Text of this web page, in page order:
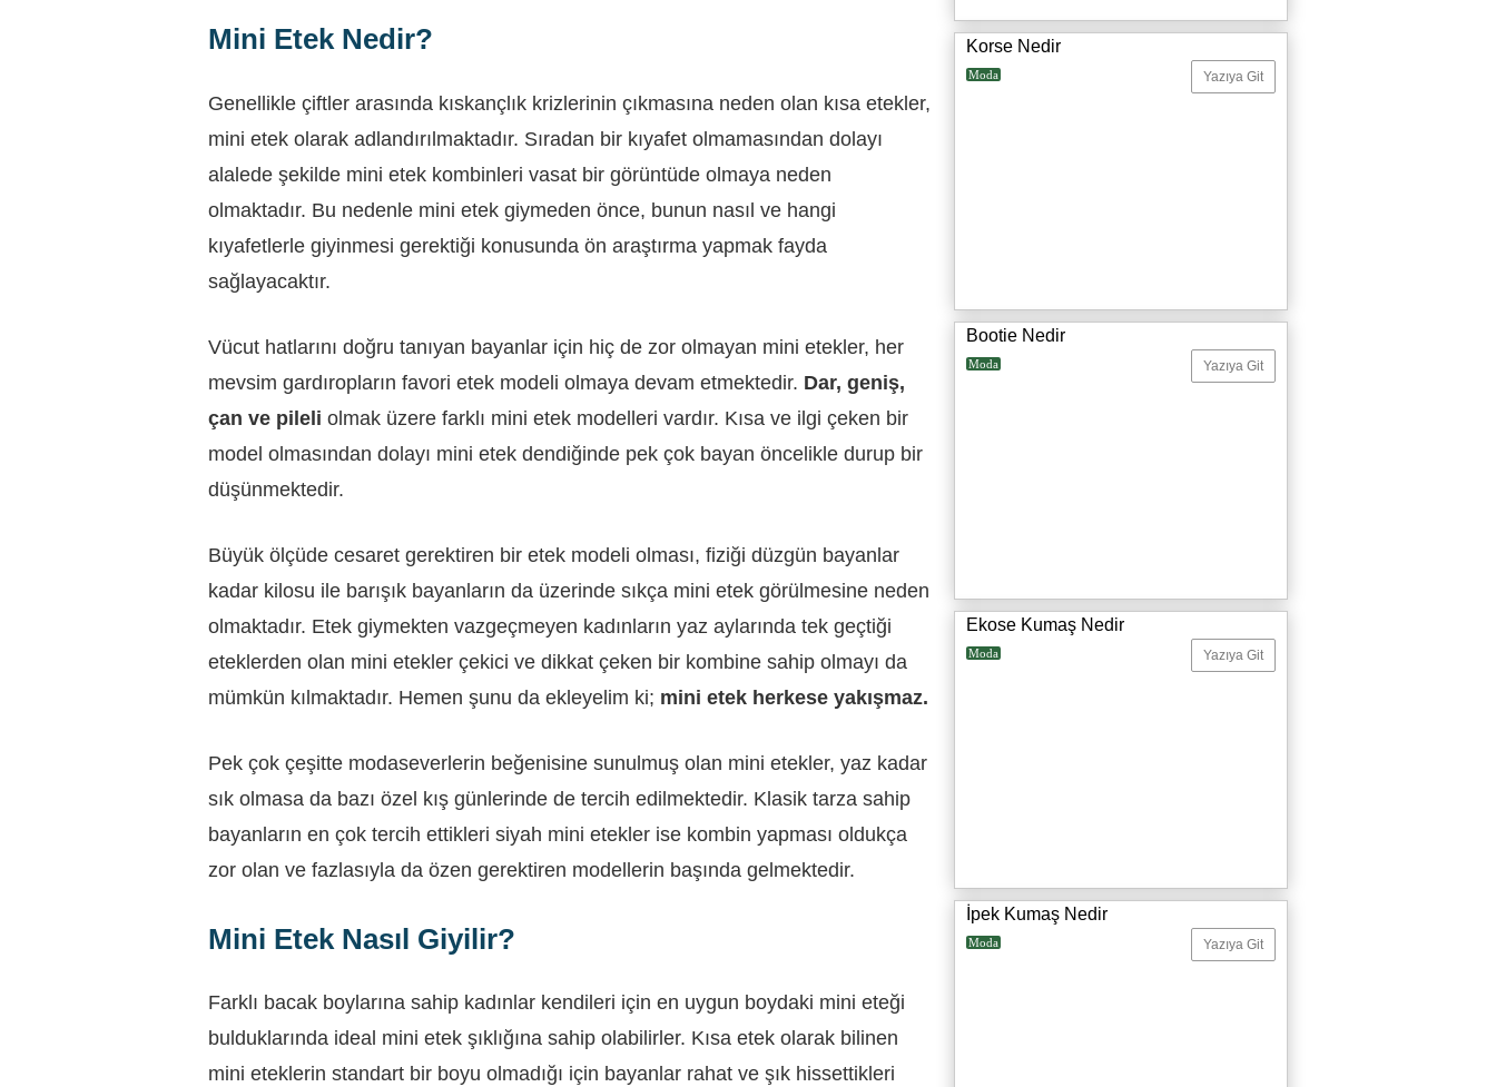
Mini Etek Nedir?
Genellikle çiftler arasında kıskançlık krizlerinin çıkmasına neden olan kısa etekler,
mini etek olarak adlandırılmaktadır. Sıradan bir kıyafet olmamasından dolayı
alalede şekilde mini etek kombinleri vasat bir görüntüde olmaya neden
olmaktadır. Bu nedenle mini etek giymeden önce, bunun nasıl ve hangi
kıyafetlerle giyinmesi gerektiği konusunda ön araştırma yapmak fayda
sağlayacaktır.
Vücut hatlarını doğru tanıyan bayanlar için hiç de zor olmayan mini etekler, her
mevsim gardıropların favori etek modeli olmaya devam etmektedir. Dar, geniş,
çan ve pileli olmak üzere farklı mini etek modelleri vardır. Kısa ve ilgi çeken bir
model olmasından dolayı mini etek dendiğinde pek çok bayan öncelikle durup bir
düşünmektedir.
Büyük ölçüde cesaret gerektiren bir etek modeli olması, fiziği düzgün bayanlar
kadar kilosu ile barışık bayanların da üzerinde sıkça mini etek görülmesine neden
olmaktadır. Etek giymekten vazgeçmeyen kadınların yaz aylarında tek geçtiği
eteklerden olan mini etekler çekici ve dikkat çeken bir kombine sahip olmayı da
mümkün kılmaktadır. Hemen şunu da ekleyelim ki; mini etek herkese yakışmaz.
Pek çok çeşitte modaseverlerin beğenisine sunulmuş olan mini etekler, yaz kadar
sık olmasa da bazı özel kış günlerinde de tercih edilmektedir. Klasik tarza sahip
bayanların en çok tercih ettikleri siyah mini etekler ise kombin yapması oldukça
zor olan ve fazlasıyla da özen gerektiren modellerin başında gelmektedir.
Mini Etek Nasıl Giyilir?
Farklı bacak boylarına sahip kadınlar kendileri için en uygun boydaki mini eteği
bulduklarında ideal mini etek şıklığına sahip olabilirler. Kısa etek olarak bilinen
mini eteklerin standart bir boyu olmadığı için bayanlar rahat ve şık hissettikleri
Korse Nedir
Moda Yazıya Git
Bootie Nedir
Moda Yazıya Git
Ekose Kumaş Nedir
Moda Yazıya Git
İpek Kumaş Nedir
Moda Yazıya Git